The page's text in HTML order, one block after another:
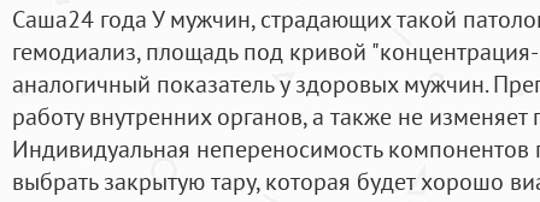
Саша24 года У мужчин, страдающих такой
гемодиализ, площадь под кривой
аналогичный показатель у здоровых мужчин.
работу внутренних органов, а также не
Индивидуальная непереносимость компонентов
выбрать закрытую тару, которая будет хорошо